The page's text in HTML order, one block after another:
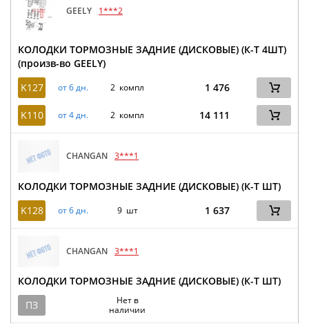
GEELY 1***2
КОЛОДКИ ТОРМОЗНЫЕ ЗАДНИЕ (ДИСКОВЫЕ) (К-Т 4ШТ)
(произв-во GEELY)
K127
от 6 дн. 2 компл 1 476
K110 от 4 дн. 2 компл 14 111
CHANGAN 3***1
КОЛОДКИ ТОРМОЗНЫЕ ЗАДНИЕ (ДИСКОВЫЕ) (К-Т ШТ)
K128
от 6 дн. 9 шт 1 637
CHANGAN 3***1
КОЛОДКИ ТОРМОЗНЫЕ ЗАДНИЕ (ДИСКОВЫЕ) (К-Т ШТ)
ПЗ
Нет в
наличии